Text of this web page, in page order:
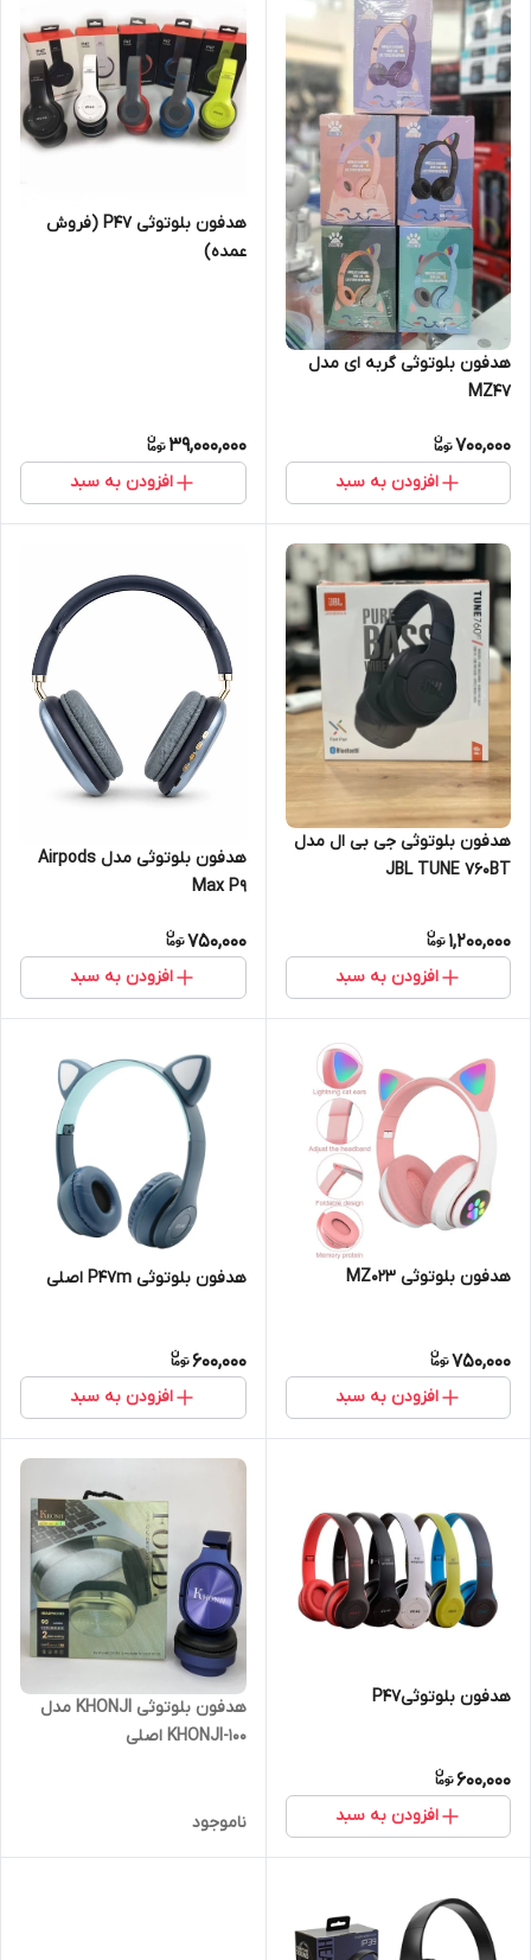
هدفون بلوتوثی گربه ای مدل
MZ47
700,000
افزودن به سبد
هدفون بلوتوثی P47 (فروش
عمده)
39,000,000
افزودن به سبد
هدفون بلوتوثی جی بی ال مدل
JBL TUNE 760BT
1,200,000
افزودن به سبد
هدفون بلوتوثی مدل Airpods
Max P9
750,000
افزودن به سبد
هدفون بلوتوثی MZ023
750,000
افزودن به سبد
هدفون بلوتوثی P47m اصلی
600,000
افزودن به سبد
هدفون بلوتوثیP47
600,000
افزودن به سبد
هدفون بلوتوثی KHONJI مدل
KHONJI-100 اصلی
ناموجود